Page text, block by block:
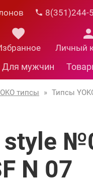
8(351)244-
Личный
Для мужчин
типсы » Типсы
style
N 07